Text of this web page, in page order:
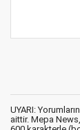
UYARI:
aittir. Mepa